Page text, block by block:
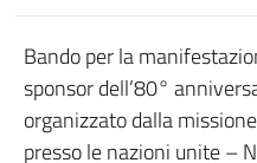
Bando per la
sponsor dell’80°
organizzato dalla
presso le nazioni unite –